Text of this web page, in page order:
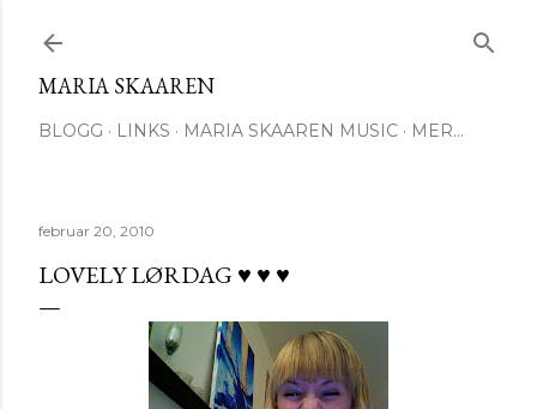
MARIA SKAAREN
BLOGG LINKS MARIA SKAAREN MUSIC MER…
februar 20, 2010
LOVELY LØRDAG ♥ ♥ ♥